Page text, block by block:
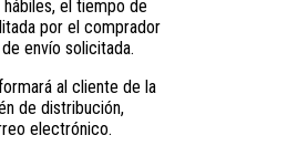
el tiempo de
por el comprador
envío solicitada.
al cliente de la
de distribución,
electrónico.